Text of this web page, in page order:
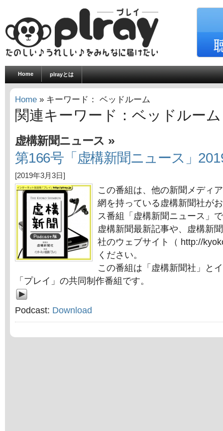
Home plrayとは
Home » キーワード： ベッドルーム
関連キーワード：ベッドルーム
虚構新聞ニュース »
第166号「虚構新聞ニュース」
[2019年3月3日]
この番組は、他の新聞メディ
網を持っている虚構新聞社が
ス番組「虚構新聞ニュース」
虚構新聞最新記事や、虚構新
社のウェブサイト（ http://
ください。
この番組は「虚構新聞社」と
「プレイ」の共同制作番組です。
Podcast: Download